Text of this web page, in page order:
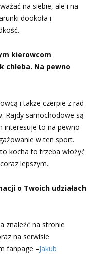
na siebie, ale i na
dookoła i
kierowcom
chleba. Na pewno
i także czerpie z rad
Rajdy samochodowe są
interesuje to na pewno
w ten sport.
kocha to trzeba włożyć
lepszym.
o Twoich udziałach
znaleźć na stronie
na serwisie
fanpage –Jakub